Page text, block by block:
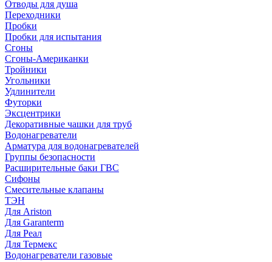
Отводы для душа
Переходники
Пробки
Пробки для испытания
Сгоны
Сгоны-Американки
Тройники
Угольники
Удлинители
Футорки
Эксцентрики
Декоративные чашки для труб
Водонагреватели
Арматура для водонагревателей
Группы безопасности
Расширительные баки ГВС
Сифоны
Смесительные клапаны
ТЭН
Для Ariston
Для Garanterm
Для Реал
Для Термекс
Водонагреватели газовые